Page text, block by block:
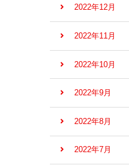
2022年12月
2022年11月
2022年10月
2022年9月
2022年8月
2022年7月